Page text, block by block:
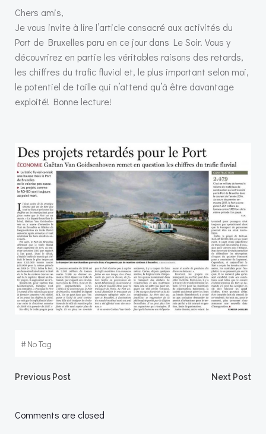
Chers amis,
Je vous invite à lire l’article consacré aux activités du
Port de Bruxelles paru en ce jour dans Le Soir. Vous y
découvrirez en partie les véritables raisons des retards,
les chiffres du trafic fluvial et, le plus important selon moi,
le potentiel de taille qui n’attend qu’à être davantage
exploité! Bonne lecture!
#No Tag
Post
navigation
Previous Post Next Post
Comments are closed